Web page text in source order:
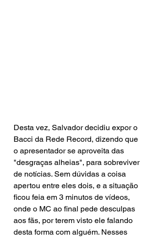
Desta vez, Salvador decidiu expor o
Bacci da Rede Record, dizendo que
o apresentador se aproveita das
"desgraças alheias", para sobreviver
de notícias. Sem dúvidas a coisa
apertou entre eles dois, e a situação
ficou feia em 3 minutos de vídeos,
onde o MC ao final pede desculpas
aos fãs, por terem visto ele falando
desta forma com alguém. Nesses